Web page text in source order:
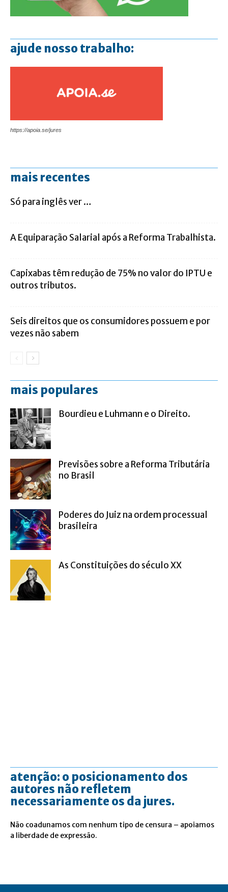
ajude nosso trabalho:
https://apoia.se/jures
mais recentes
Só para inglês ver …
A Equiparação Salarial após a Reforma Trabalhista.
Capixabas têm redução de 75% no valor do IPTU e
outros tributos.
Seis direitos que os consumidores possuem e por
vezes não sabem
mais populares
Bourdieu e Luhmann e o Direito.
Previsões sobre a Reforma Tributária
no Brasil
Poderes do Juiz na ordem processual
brasileira
As Constituições do século XX
atenção: o posicionamento dos
autores não refletem
necessariamente os da jures.
Não coadunamos com nenhum tipo de censura – apoiamos
a liberdade de expressão.